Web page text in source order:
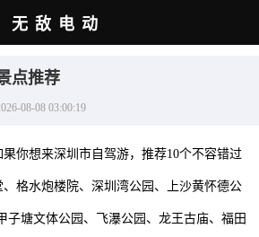
无敌电动
点推荐
08-08 03:00:19
果你想来深圳市自驾游，推荐10个不容错过
格水炮楼院、深圳湾公园、上沙黄怀德公
子塘文体公园、飞瀑公园、龙王古庙、福田